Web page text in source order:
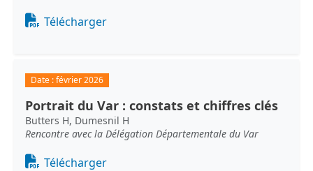
Document
Télécharger
Date :février 2026
Portrait du Var : constats et chiffres clés
Butters H, Dumesnil H
Rencontre avec la Délégation Départementale du Var
Document
Télécharger